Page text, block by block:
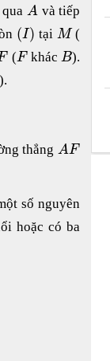
Avà tiếp
(I) tại M(
(FkhácB).
).
thẳng AF
số nguyên
hoặc có ba